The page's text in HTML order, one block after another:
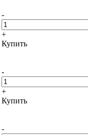
-
+
Купить
-
+
Купить
-